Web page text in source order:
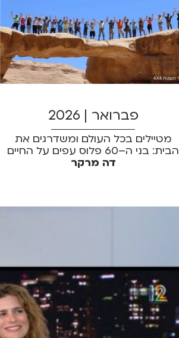
פברואר | 2026
מטיילים בכל העולם ומשדרגים את
הבית: בני ה–60 פלוס עפים על החיים
דה מרקר